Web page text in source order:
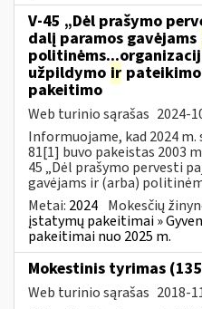
V-45 „Dėl prašymo
dalį paramos gavėjams
užpildymo ir
pakeitimo
Web turinio sąrašas 2024-
Informuojame, kad 2024 m.
81[1] buvo pakeistas 2003
45 „Dėl prašymo pervesti
gavėjams ir (arba)
Metai: 2024 Mokesčių
įstatymų pakeitimai »
pakeitimai nuo 2025 m.
Mokestinis tyrimas
Web turinio sąrašas 2018-